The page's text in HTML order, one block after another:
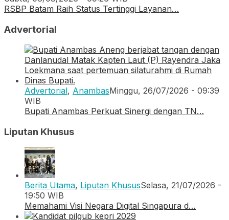
RSBP Batam Raih Status Tertinggi Layanan…
Advertorial
Advertorial, AnambasMinggu, 26/07/2026 - 09:39
WIB
Bupati Anambas Perkuat Sinergi dengan TN…
Liputan Khusus
Berita Utama, Liputan KhususSelasa, 21/07/2026 -
19:50 WIB
Memahami Visi Negara Digital Singapura d…